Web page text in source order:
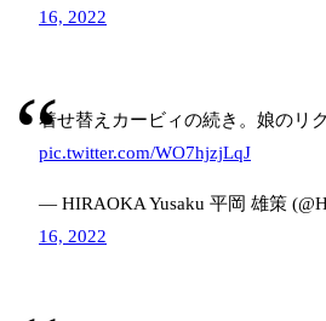
16, 2022
着せ替えカービィの続き。娘のリ
pic.twitter.com/WO7hjzjLqJ
— HIRAOKA Yusaku 平岡 雄策
16, 2022